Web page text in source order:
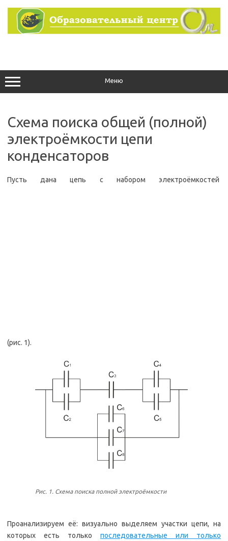
содержимому
Меню
Схема поиска общей (полной)
электроёмкости цепи
конденсаторов
Пусть дана цепь с набором электроёмкостей
(рис. 1).
Рис. 1. Схема поиска полной электроёмкости
Проанализируем её: визуально выделяем участки цепи, на
которых есть только последовательные или только